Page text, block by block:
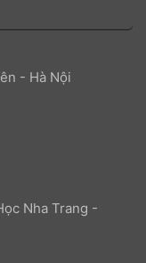
- Hà Nội
Nha Trang -